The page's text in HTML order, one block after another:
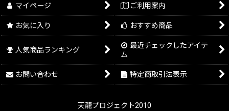
2021年
2020年
2018年
マイページ ご利用案内
お気に入り おすすめ商品
人気商品ランキング
最近チェックしたアイテ
ム
お問い合わせ 特定商取引法表示
天龍プロジェクト2010